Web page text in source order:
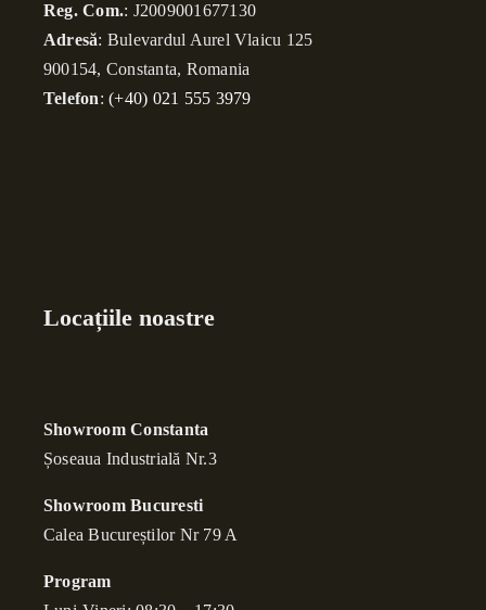
Reg. Com.: J2009001677130
Adresă: Bulevardul Aurel Vlaicu 125
900154, Constanta, Romania
Telefon:(+40) 021 555 3979
Locațiile noastre
Showroom Constanta
Șoseaua Industrială Nr.3
Showroom Bucuresti
Calea Bucureștilor Nr 79 A
Program